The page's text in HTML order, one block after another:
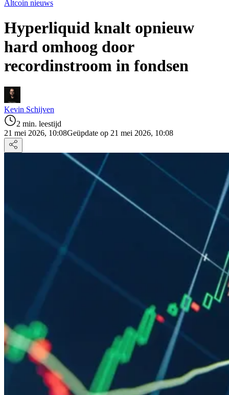
Altcoin nieuws
Hyperliquid knalt opnieuw
hard omhoog door
recordinstroom in fondsen
Kevin Schijven
2 min. leestijd
21 mei 2026, 10:08Geüpdate op 21 mei 2026, 10:08